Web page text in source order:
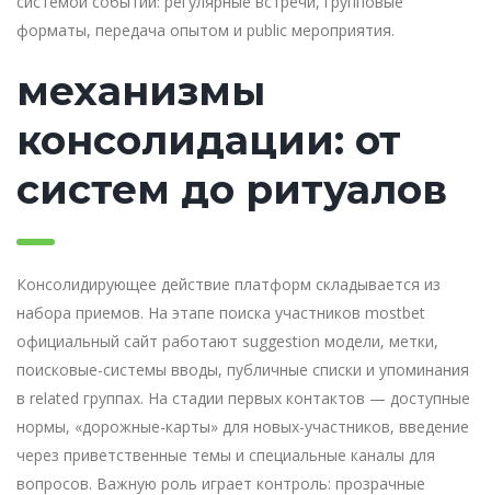
форматы, передача опытом и public мероприятия.
механизмы
консолидации: от
систем до ритуалов
Консолидирующее действие платформ складывается из
набора приемов. На этапе поиска участников mostbet
официальный сайт работают suggestion модели, метки,
поисковые-системы вводы, публичные списки и упоминания
в related группах. На стадии первых контактов — доступные
нормы, «дорожные-карты» для новых-участников, введение
через приветственные темы и специальные каналы для
вопросов. Важную роль играет контроль: прозрачные